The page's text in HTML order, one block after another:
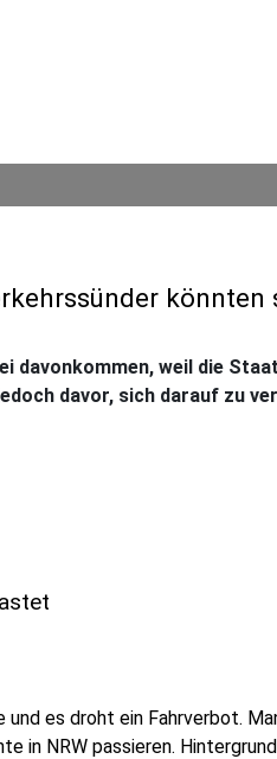
davonkommen, weil die
davor, sich darauf zu
und es droht ein Fahrverbot.
in NRW passieren.